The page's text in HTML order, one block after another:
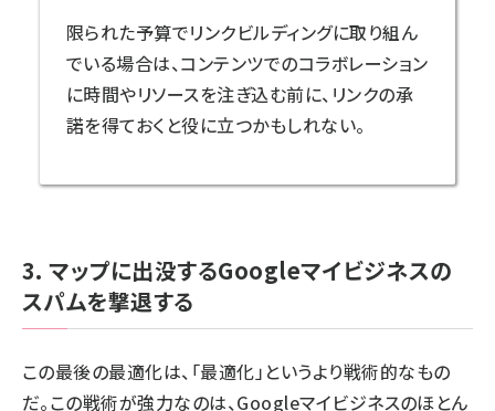
限られた予算でリンクビルディングに取り組ん
でいる場合は、コンテンツでのコラボレーション
に時間やリソースを注ぎ込む前に、リンクの承
諾を得ておくと役に立つかもしれない。
3. マップに出没するGoogleマイビジネスの
スパムを撃退する
この最後の最適化は、「最適化」というより戦術的なもの
だ。この戦術が強力なのは、Googleマイビジネスのほとん